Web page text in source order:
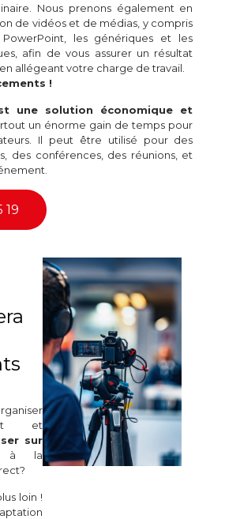
Nous prenons également en
de vidéos et de médias, y compris
les génériques et les
afin de vous assurer un résultat
allégeant votre charge de travail.
!
une solution économique et
un énorme gain de temps pour
Il peut être utilisé pour des
des conférences, des réunions, et
19
et
sur
à la
loin !